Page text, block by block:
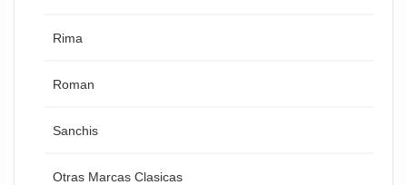
Rima
Roman
Sanchis
Otras Marcas Clasicas